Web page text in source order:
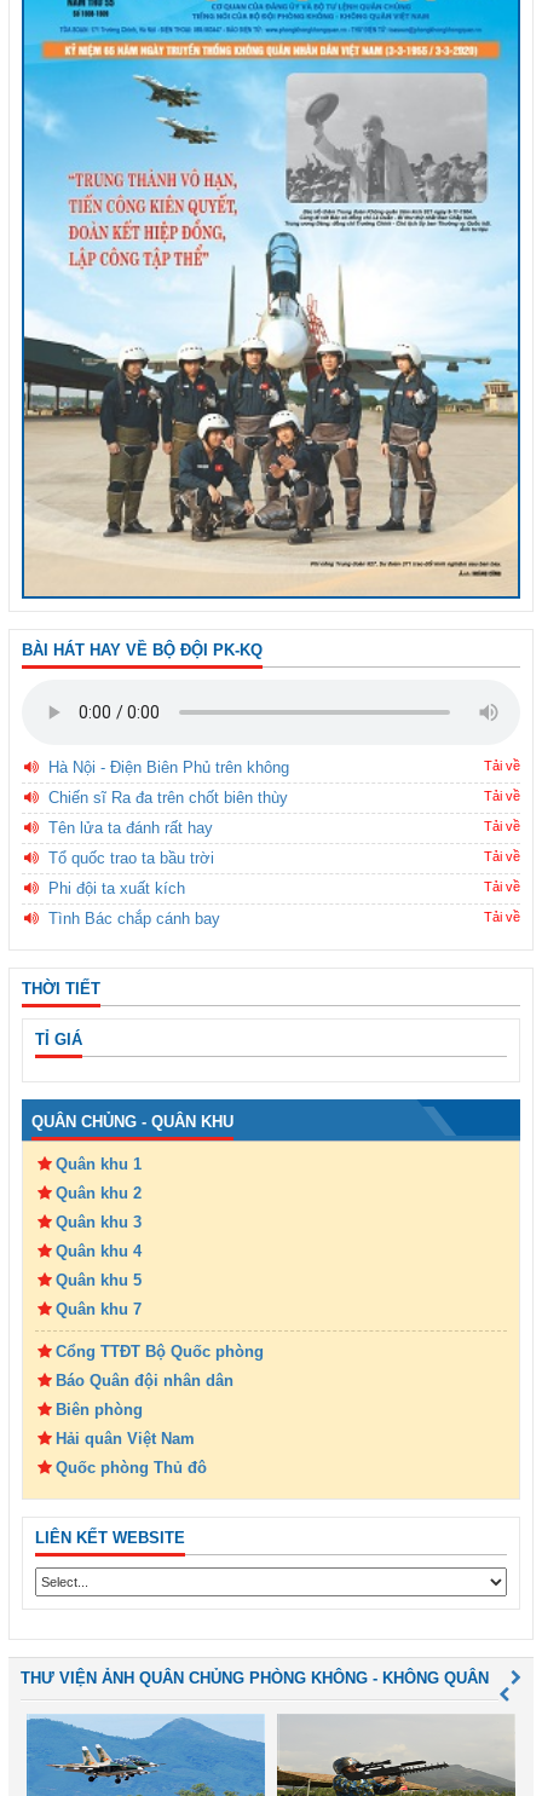
BÀI HÁT HAY VỀ BỘ ĐỘI PK-KQ
Hà Nội - Điện Biên Phủ trên không Tải về
Chiến sĩ Ra đa trên chốt biên thùy Tải về
Tên lửa ta đánh rất hay Tải về
Tổ quốc trao ta bầu trời Tải về
Phi đội ta xuất kích Tải về
Tình Bác chắp cánh bay Tải về
THỜI TIẾT
TỈ GIÁ
QUÂN CHỦNG - QUÂN KHU
Quân khu 1
Quân khu 2
Quân khu 3
Quân khu 4
Quân khu 5
Quân khu 7
Cổng TTĐT Bộ Quốc phòng
Báo Quân đội nhân dân
Biên phòng
Hải quân Việt Nam
Quốc phòng Thủ đô
LIÊN KẾT WEBSITE
THƯ VIỆN ẢNH QUÂN CHỦNG PHÒNG KHÔNG - KHÔNG QUÂN